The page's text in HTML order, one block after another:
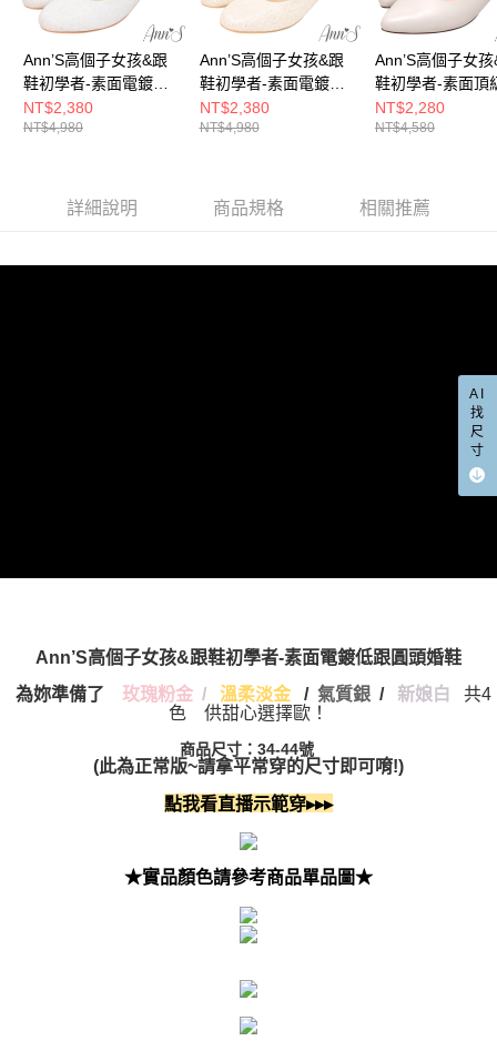
「AFTEE先享後付」，若未經同意申辦者引起之損失，本公司不負相關責
任。
４．使用「AFTEE先享後付」時，將依據個別帳號之用戶狀況，依本公司即
時審查核予不同之上限額度；若仍有額度不足之情形，本公司將視審查結果
請求用戶進行身份認證。
５．嚴禁一人註冊多個帳號或使用他人資訊註冊。若發現惡意使用之情形，
恩沛科技股份有限公司將有權停止該用戶之使用額度並採取法律行動。
宅配
每筆NT$100，滿NT$999(含以上)免運費
國家/地區配送(非順豐配送，勿填寫順豐智能櫃地址) 查看運費
國家/地區配送(限中國大陸地區) 查看運費
Ann’S高個子女孩&跟
鞋初學者-素面電鍍低
跟圓頭婚鞋4cm-銀
NT$2,380
NT$4,980
Ann’S高個子女孩&跟
鞋初學者-素面電鍍低
跟圓頭婚鞋4cm-淺金
NT$2,380
NT$4,980
Ann’S高個子女
鞋初學者-素面頂
羊皮低跟包鞋
白(版型偏小)
NT$2,280
NT$4,580
詳細說明 商品規格 相關推薦
Ann’S高個子女孩&跟鞋初學者-素面電鍍低跟圓頭婚鞋
為妳準備了
玫瑰粉金/ 溫柔淡金 / 氣質銀 / 新娘白
共4
色 供甜心選擇歐！
商品尺寸：34-44號
(此為正常版~請拿平常穿的尺寸即可唷!)
點我看直播示範穿▸▸▸
★實品顏色請參考商品單品圖★
AI
找
尺
寸